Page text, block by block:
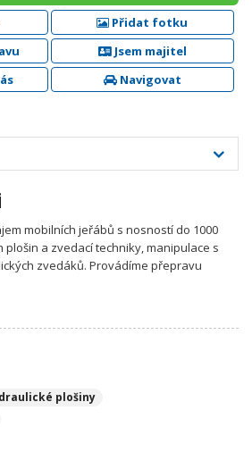
Přidat fotku
Jsem majitel
Navigovat
mobilních jeřábů s nosností do 1000
a zvedací techniky, manipulace s
zvedáků. Provádíme přepravu
plošiny